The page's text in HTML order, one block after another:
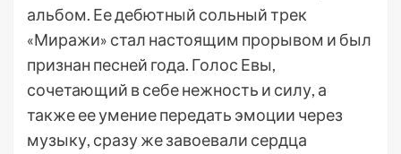
альбом. Ее дебютный сольный трек
«Миражи» стал настоящим прорывом и был
признан песней года. Голос Евы,
сочетающий в себе нежность и силу, а
также ее умение передать эмоции через
музыку, сразу же завоевали сердца